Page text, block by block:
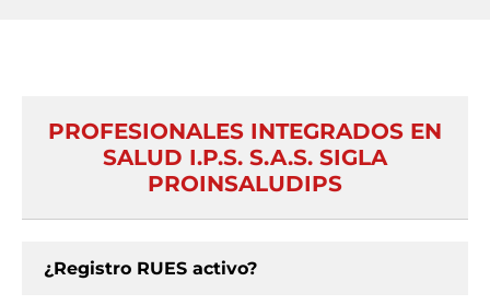
PROFESIONALES INTEGRADOS EN
SALUD I.P.S. S.A.S. SIGLA
PROINSALUDIPS
¿Registro RUES activo?